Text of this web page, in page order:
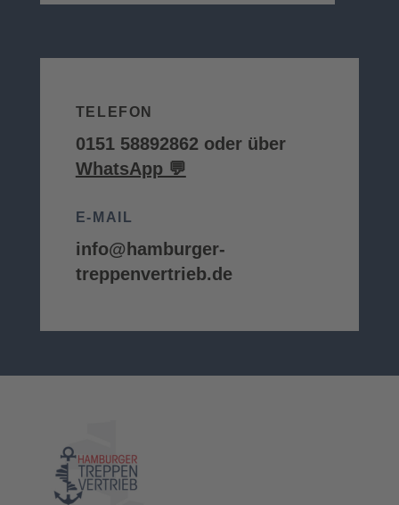
TELEFON
0151 58892862oder über
WhatsApp 💬
E-MAIL
info@hamburger-
treppenvertrieb.de